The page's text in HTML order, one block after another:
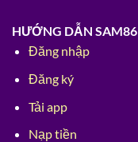
HƯỚNG DẪN SAM86
Đăng nhập
Đăng ký
Tải app
Nạp tiền